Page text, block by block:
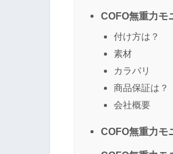
COFO無重力モ
付け方は？
素材
カラバリ
商品保証は？
会社概要
COFO無重力モ